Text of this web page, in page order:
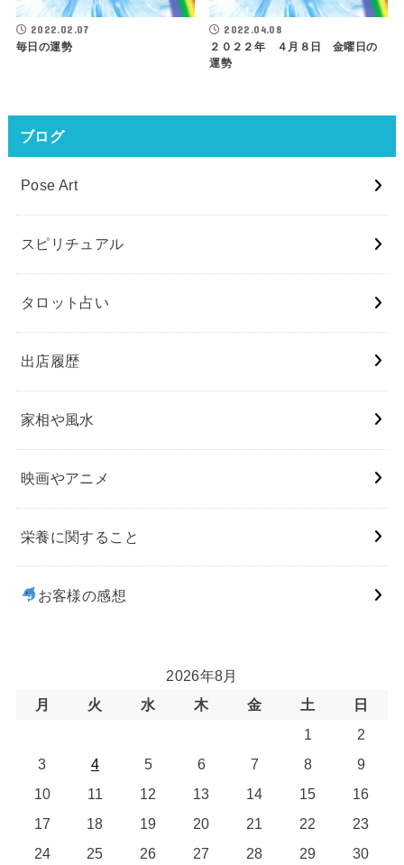
2022.02.07
毎日の運勢
2022.04.08
２０２２年 ４月８日 金曜日の
運勢
ブログ
Pose Art
スピリチュアル
タロット占い
出店履歴
家相や風水
映画やアニメ
栄養に関すること
お客様の感想
2026年8月
月
火 水 木 金 土
日
1
2
3
4 5 6 7 8
9
10
11 12 13 14 15
16
17
18 19 20 21 22
23
24
25 26 27 28 29 30